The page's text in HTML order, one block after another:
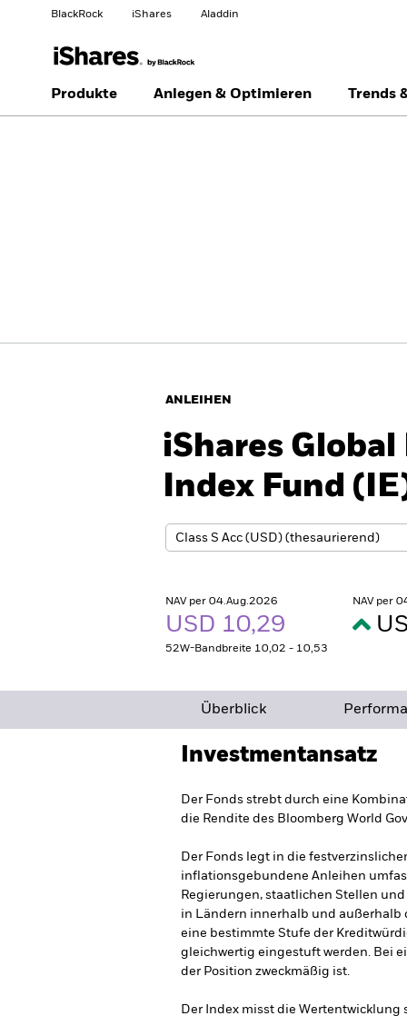
BlackRock iShares Aladdin
Anlegertyp wechseln
Land ändern
Produkte Anlegen & Optimieren Trends
ANLEIHEN
iShares
Index Fund
NAV per 04.Aug.2026
USD 10,29
52W-Bandbreite 10,02 - 10,53
NAV per
Überblick
Investmentansatz
Der Fonds strebt durch eine
die Rendite des Bloomberg World
Der Fonds legt in die
inflationsgebundene Anleihen
Regierungen, staatlichen Stellen
in Ländern innerhalb und außerhalb
eine bestimmte Stufe der
gleichwertig eingestuft werden. Bei
der Position zweckmäßig ist.
Der Index misst die